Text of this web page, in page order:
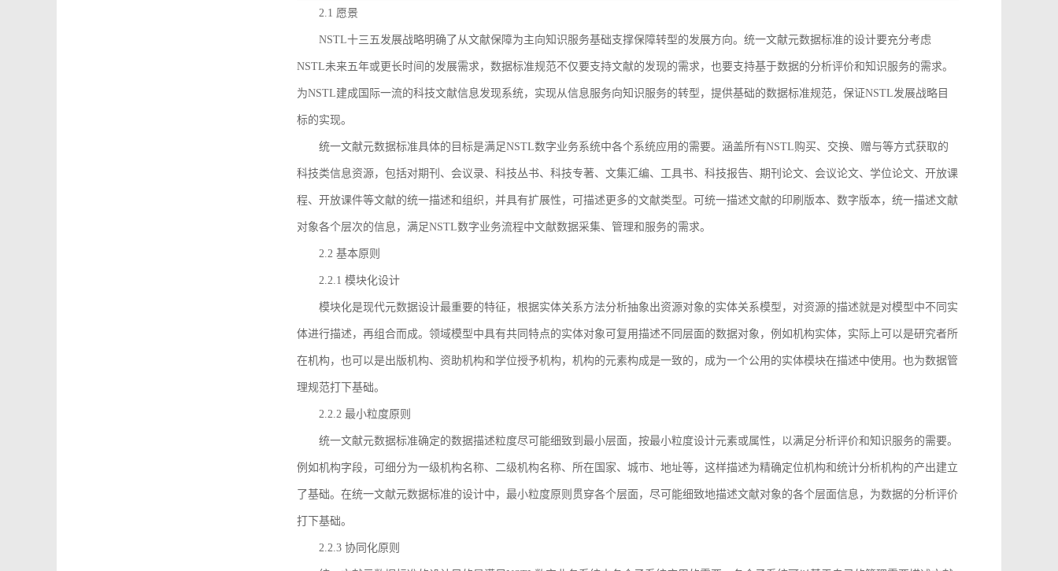
2.1 愿景
NSTL十三五发展战略明确了从文献保障为主向知识服务基础支撑保障转型的发展方向。统一文献元数据标准的设计要充分考虑
NSTL未来五年或更长时间的发展需求，数据标准规范不仅要支持文献的发现的需求，也要支持基于数据的分析评价和知识服务的需求。
为NSTL建成国际一流的科技文献信息发现系统，实现从信息服务向知识服务的转型，提供基础的数据标准规范，保证NSTL发展战略目
标的实现。
统一文献元数据标准具体的目标是满足NSTL数字业务系统中各个系统应用的需要。涵盖所有NSTL购买、交换、赠与等方式获取的
科技类信息资源，包括对期刊、会议录、科技丛书、科技专著、文集汇编、工具书、科技报告、期刊论文、会议论文、学位论文、开放课
程、开放课件等文献的统一描述和组织，并具有扩展性，可描述更多的文献类型。可统一描述文献的印刷版本、数字版本，统一描述文献
对象各个层次的信息，满足NSTL数字业务流程中文献数据采集、管理和服务的需求。
2.2 基本原则
2.2.1 模块化设计
模块化是现代元数据设计最重要的特征，根据实体关系方法分析抽象出资源对象的实体关系模型，对资源的描述就是对模型中不同实
体进行描述，再组合而成。领域模型中具有共同特点的实体对象可复用描述不同层面的数据对象，例如机构实体，实际上可以是研究者所
在机构，也可以是出版机构、资助机构和学位授予机构，机构的元素构成是一致的，成为一个公用的实体模块在描述中使用。也为数据管
理规范打下基础。
2.2.2 最小粒度原则
统一文献元数据标准确定的数据描述粒度尽可能细致到最小层面，按最小粒度设计元素或属性，以满足分析评价和知识服务的需要。
例如机构字段，可细分为一级机构名称、二级机构名称、所在国家、城市、地址等，这样描述为精确定位机构和统计分析机构的产出建立
了基础。在统一文献元数据标准的设计中，最小粒度原则贯穿各个层面，尽可能细致地描述文献对象的各个层面信息，为数据的分析评价
打下基础。
2.2.3 协同化原则